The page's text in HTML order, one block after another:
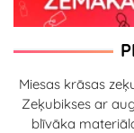
Miesas krāsas
Zeķubikses ar
blīvāka